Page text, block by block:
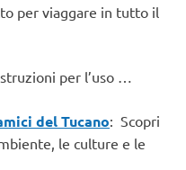
per viaggare in tutto il
per l’uso …
del Tucano: Scopri
le culture e le